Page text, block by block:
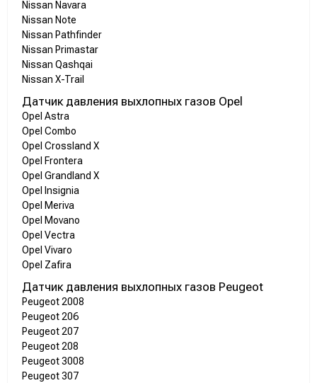
Nissan Navara
Nissan Note
Nissan Pathfinder
Nissan Primastar
Nissan Qashqai
Nissan X-Trail
Датчик давления выхлопных газов Opel
Opel Astra
Opel Combo
Opel Crossland X
Opel Frontera
Opel Grandland X
Opel Insignia
Opel Meriva
Opel Movano
Opel Vectra
Opel Vivaro
Opel Zafira
Датчик давления выхлопных газов Peugeot
Peugeot 2008
Peugeot 206
Peugeot 207
Peugeot 208
Peugeot 3008
Peugeot 307